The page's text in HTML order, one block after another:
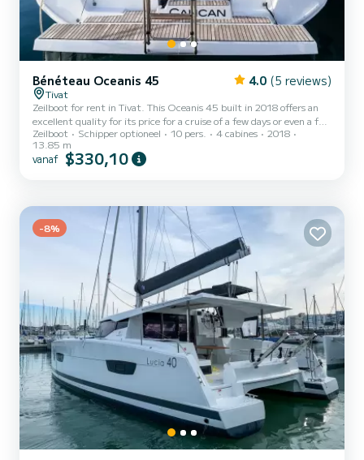
Bénéteau Oceanis 45 4.0 (5 reviews)
Tivat
Zeilboot for rent in Tivat. This Oceanis 45 built in 2018 offers an
excellent quality for its price for a cruise of a few days or even a few
weeks. You are going to have an exceptional cruise on this zeilboot
of 14 meters. You will be able to accommodate up to 10 passengers
when cruising and take advantage of its 4 cabins with total
Zeilboot Schipper optioneel 10 pers. 4 cabines
2018
13.85 m
vanaf $330,10
-8%